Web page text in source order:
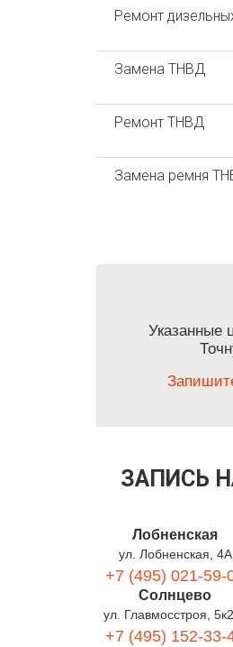
Ремонт
Замена ТНВД
Ремонт ТНВД
Замена ремня
Указанные
ЗАПИСЬ
Лобненская
ул. Лобненская, 4А
+7 (495) 021-59-
Солнцево
ул. Главмосстроя,
+7 (495) 152-33-